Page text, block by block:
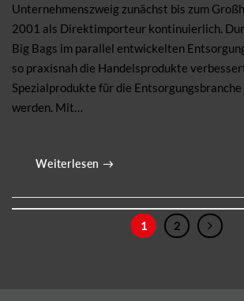
Unternehmenszweig zunächst bis zum
2001 als Direktimporteur kontinuierlich.
Big Bags im parallel entwickelten
so praxisnah die Handelsprodukte
Spezialprodukte für die
werden. Mit…
Weiterlesen→
1 2